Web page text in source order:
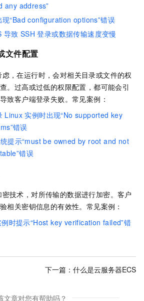
any address”
现“Bad configuration options”错误
导致 SSH 登录或数据传输速度变慢
文件配置
，在运行时，会对相关目录或文件的权
。过高或过低的权限配置，都可能会引
致客户端登录失败。常见案例：
Linux 实例时出现“No supported key
错误
提示“must be owned by root and not
错误
技术，对所传输的数据进行加密。客户
相关密钥信息的有效性。常见案例：
例时提示“Host key verification failed”错
下一篇： 什么是云服务器ECS
文章对您有帮助吗？